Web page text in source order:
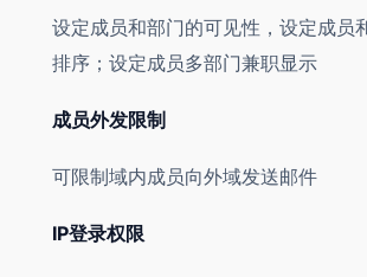
设定成员和部门的可见性，设定成员
排序；设定成员多部门兼职显示
成员外发限制
可限制域内成员向外域发送邮件
IP登录权限